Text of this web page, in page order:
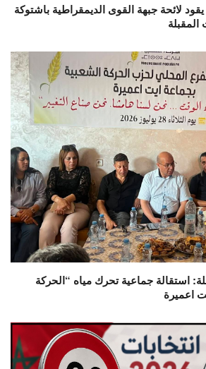
لائحة جبهة القوى الديمقراطية باشتوكة
استقالة جماعية تحرك مياه “الحركة
اعميرة